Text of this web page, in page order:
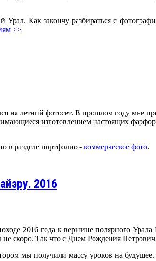
Как закончу разбираться с
>>
на летний фотосет. В прошлом году мне
изготовлением настоящих
в разделе портфолио - коммерческое фото.
2016
2016 года к вершине полярного
не скоро. Так что с Днем Рождения Петрович.
мы получили массу уроков на